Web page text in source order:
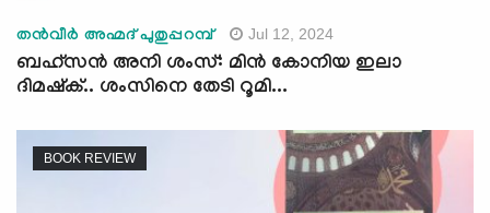
തന്‍വീര്‍ അഹ്മദ് പുതുപ്പറമ്പ് Jul 12, 2024
ബഹ്സൻ അനി ശംസ്: മിൻ കോനിയ ഇലാ
ദിമഷ്ക്.. ശംസിനെ തേടി റൂമി...
BOOK REVIEW